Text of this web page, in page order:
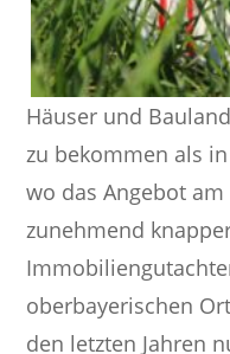
Häuser und
zu bekommen als
wo das Angebot
zunehmend
oberbayerischen
den letzten Jahren